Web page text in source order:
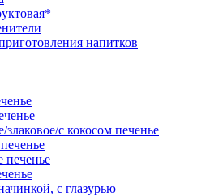
напитков
злаковое/с кокосом печенье
печенье
с глазурью